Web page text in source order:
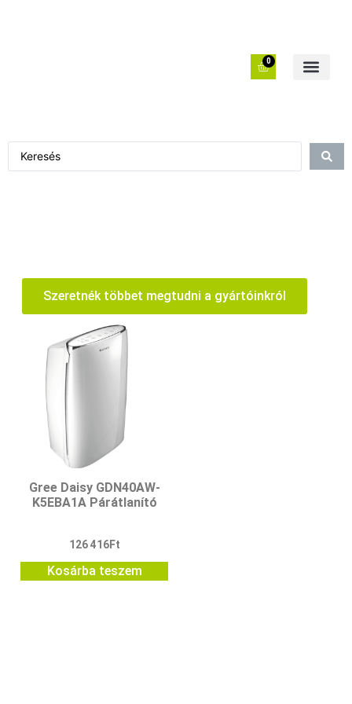
0
Szeretnék többet megtudni a gyártóinkról
Gree Daisy GDN40AW-
K5EBA1A Párátlanító
126 416Ft
Kosárba teszem